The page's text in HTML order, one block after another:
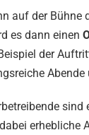
auf der Bühne
es dann einen
der